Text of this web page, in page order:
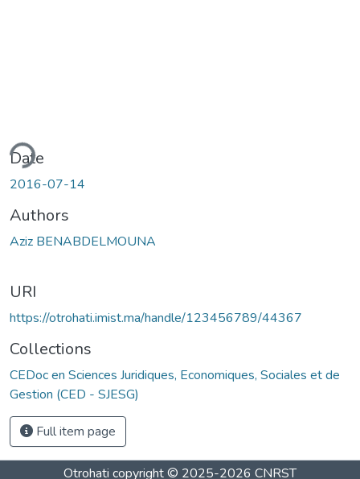
Date
2016-07-14
Authors
Aziz BENABDELMOUNA
URI
https://otrohati.imist.ma/handle/123456789/44367
Collections
CEDoc en Sciences Juridiques, Economiques, Sociales et de
Gestion (CED - SJESG)
Full item page
Otrohati copyright © 2025-2026 CNRST